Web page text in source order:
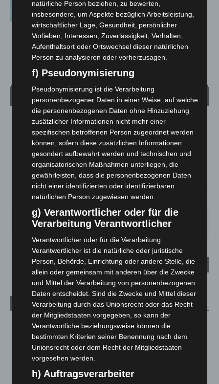
„Archetyp Market“ erhoben
LANGENHAGEN
Bedeckt
24.4°C 25.2°
23.3°
38% 4.9m/s 85%
DO.
25° 25° 26° 31°
Aktuelle Beiträge
Brand im „Haus der Begegnung“ in Neuwarmbüchen schnell
eingedämmt
6. August 2026
Region Hannover: 21 neue Notfallsanitäter starten beim
Roten Kreuz
natürliche Person beziehen, zu bewerten,
insbesondere, um Aspekte bezüglich Arbeitsleistung,
wirtschaftlicher Lage, Gesundheit, persönlicher
Vorlieben, Interessen, Zuverlässigkeit, Verhalten,
Aufenthaltsort oder Ortswechsel dieser natürlichen
Person zu analysieren oder vorherzusagen.
f) Pseudonymisierung
Pseudonymisierung ist die Verarbeitung
personenbezogener Daten in einer Weise, auf welche
die personenbezogenen Daten ohne Hinzuziehung
zusätzlicher Informationen nicht mehr einer
spezifischen betroffenen Person zugeordnet werden
können, sofern diese zusätzlichen Informationen
gesondert aufbewahrt werden und technischen und
organisatorischen Maßnahmen unterliegen, die
gewährleisten, dass die personenbezogenen Daten
nicht einer identifizierten oder identifizierbaren
natürlichen Person zugewiesen werden.
g) Verantwortlicher oder für die
Verarbeitung Verantwortlicher
Verantwortlicher oder für die Verarbeitung
Verantwortlicher ist die natürliche oder juristische
Person, Behörde, Einrichtung oder andere Stelle, die
allein oder gemeinsam mit anderen über die Zwecke
und Mittel der Verarbeitung von personenbezogenen
Daten entscheidet. Sind die Zwecke und Mittel dieser
Verarbeitung durch das Unionsrecht oder das Recht
der Mitgliedstaaten vorgegeben, so kann der
Verantwortliche beziehungsweise können die
bestimmten Kriterien seiner Benennung nach dem
Unionsrecht oder dem Recht der Mitgliedstaaten
vorgesehen werden.
h) Auftragsverarbeiter